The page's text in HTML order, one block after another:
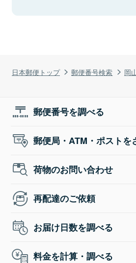
日本郵便トップ 郵便番号検索 岡
郵便番号を調べる
郵便局・ATM・ポストを
荷物のお問い合わせ
再配達のご依頼
お届け日数を調べる
料金を計算・調べる